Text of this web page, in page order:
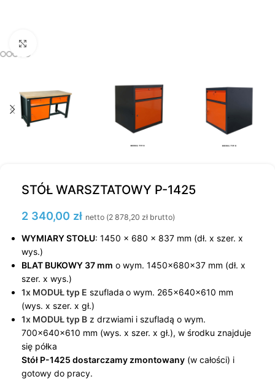
STÓŁ WARSZTATOWY P-1425
2 340,00 zł netto (2 878,20 zł brutto)
WYMIARY STOŁU: 1450 x 680 x 837 mm (dł. x szer. x
wys.)
BLAT BUKOWY 37 mm o wym. 1450x680x37 mm (dł. x
szer. x wys.)
1x MODUŁ typ E szuflada o wym. 265x640x610 mm
(wys. x szer. x gł.)
1x MODUŁ typ B z drzwiami i szufladą o wym.
700x640x610 mm (wys. x szer. x gł.), w środku znajduje
się półka
Stół P-1425 dostarczamy zmontowany (w całości) i
gotowy do pracy.